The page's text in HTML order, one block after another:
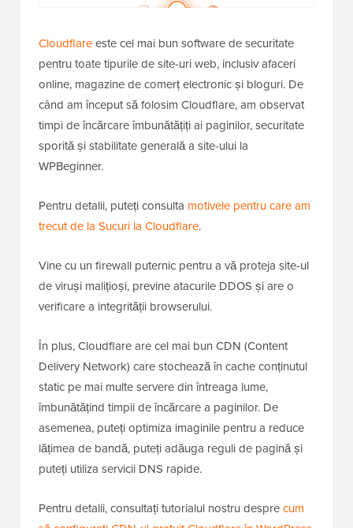
Cloudflareeste cel mai bun software de securitate
pentru toate tipurile de site-uri web, inclusiv afaceri
online, magazine de comerț electronic și bloguri. De
când am început să folosim Cloudflare, am observat
timpi de încărcare îmbunătățiți ai paginilor, securitate
sporită și stabilitate generală a site-ului la
WPBeginner.
Pentru detalii, puteți consulta motivele pentru care am
trecut de la Sucuri la Cloudflare.
Vine cu un firewall puternic pentru a vă proteja site-ul
de viruși malițioși, previne atacurile DDOS și are o
verificare a integrității browserului.
În plus, Cloudflare are cel mai bun CDN (Content
Delivery Network) care stochează în cache conținutul
static pe mai multe servere din întreaga lume,
îmbunătățind timpii de încărcare a paginilor. De
asemenea, puteți optimiza imaginile pentru a reduce
lățimea de bandă, puteți adăuga reguli de pagină și
puteți utiliza servicii DNS rapide.
Pentru detalii, consultați tutorialul nostru desprecum